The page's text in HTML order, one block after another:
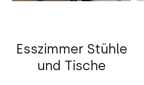
Esszimmer Stühle
und Tische